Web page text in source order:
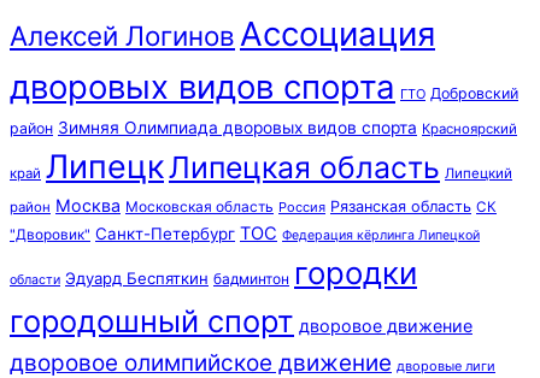
Алексей Логинов Ассоциация
дворовых видов спорта ГТО Добровский
район Зимняя Олимпиада дворовых видов спорта Красноярский
край ЛипецкЛипецкая область Липецкий
район Москва Московская область Россия Рязанская область СК
"Дворовик" Санкт-Петербург ТОС Федерация кёрлинга Липецкой
области Эдуард Беспяткин бадминтон городки
городошный спорт дворовое движение
дворовое олимпийское движение дворовые лиги